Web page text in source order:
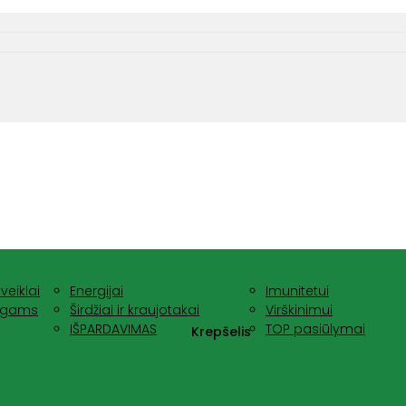
Krepšelis
Energijai Imunitetui
Širdžiai ir kraujotakai Virškinimui
IŠPARDAVIMAS TOP pasiūlymai